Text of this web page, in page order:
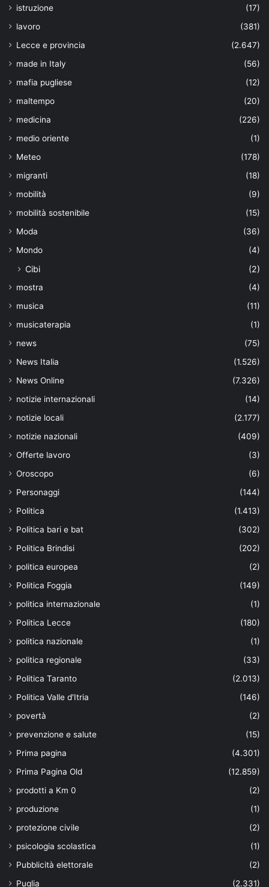
istruzione
(17)
lavoro
(381)
Lecce e provincia
(2.647)
made in Italy
(56)
mafia pugliese
(12)
maltempo
(20)
medicina
(226)
medio oriente
(1)
Meteo
(178)
migranti
(18)
mobilità
(9)
mobilità sostenibile
(15)
Moda
(36)
Mondo
(4)
Cibi (2)
mostra
(4)
musica
(11)
musicaterapia
(1)
news
(75)
News Italia
(1.526)
News Online
(7.326)
notizie internazionali
(14)
notizie locali
(2.177)
notizie nazionali
(409)
Offerte lavoro
(3)
Oroscopo
(6)
Personaggi
(144)
Politica
(1.413)
Politica bari e bat
(302)
Politica Brindisi
(202)
politica europea
(2)
Politica Foggia
(149)
politica internazionale
(1)
Politica Lecce
(180)
politica nazionale
(1)
politica regionale
(33)
Politica Taranto
(2.013)
Politica Valle d'Itria
(146)
povertà
(2)
prevenzione e salute
(15)
Prima pagina
(4.301)
Prima Pagina Old
(12.859)
prodotti a Km 0
(2)
produzione
(1)
protezione civile
(2)
psicologia scolastica
(1)
Pubblicità elettorale
(2)
Puglia
(2.331)